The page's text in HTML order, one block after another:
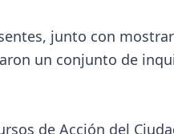
junto con
un conjunto de
de Acción del